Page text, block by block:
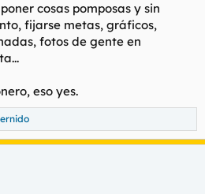
cosas pomposas y sin
fijarse metas, gráficos,
fotos de gente en
eso yes.